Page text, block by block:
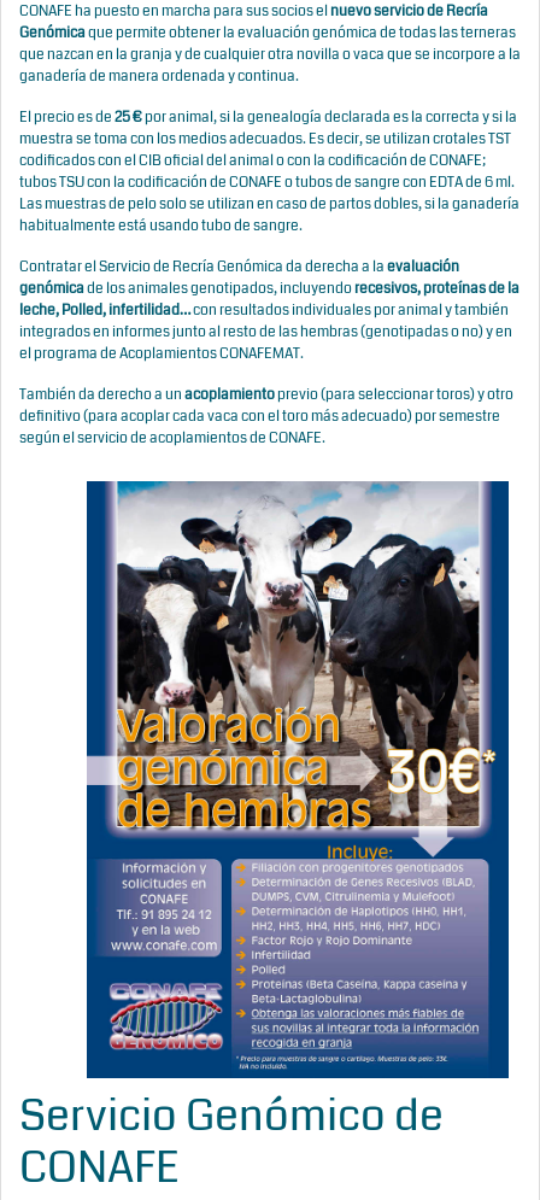
CONAFE ha puesto en marcha para sus socios elnuevo servicio de Recría
Genómicaque permite obtener la evaluación genómica de todas las terneras
que nazcan en la granja y de cualquier otra novilla o vaca que se incorpore a la
ganadería de manera ordenada y continua.
El precio es de25 €por animal, si la genealogía declarada es la correcta y si la
muestra se toma con los medios adecuados. Es decir, se utilizan crotales TST
codificados con el CIB oficial del animal o con la codificación de CONAFE;
tubos TSU con la codificación de CONAFE o tubos de sangre con EDTA de 6 ml.
Las muestras de pelo solo se utilizan en caso de partos dobles, si la ganadería
habitualmente está usando tubo de sangre.
Contratar el Servicio de Recría Genómica da derecha a laevaluación
genómicade los animales genotipados, incluyendorecesivos, proteínas de la
leche, Polled, infertilidad…con resultados individuales por animal y también
integrados en informes junto al resto de las hembras (genotipadas o no) y en
el programa de Acoplamientos CONAFEMAT.
También da derecho a unacoplamientoprevio (para seleccionar toros) y otro
definitivo (para acoplar cada vaca con el toro más adecuado) por semestre
según el servicio de acoplamientos de CONAFE.
Servicio Genómico de
CONAFE